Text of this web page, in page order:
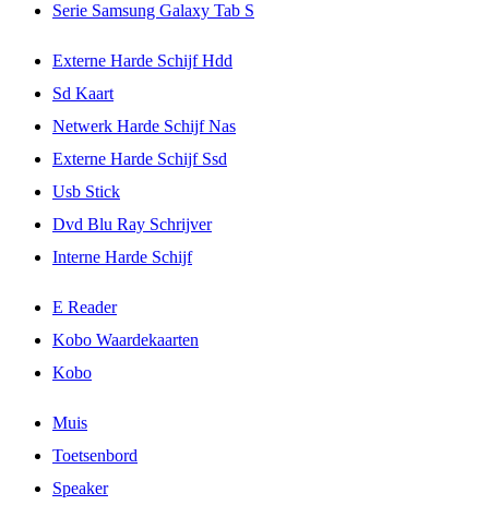
Serie Samsung Galaxy Tab S
Externe Harde Schijf Hdd
Sd Kaart
Netwerk Harde Schijf Nas
Externe Harde Schijf Ssd
Usb Stick
Dvd Blu Ray Schrijver
Interne Harde Schijf
E Reader
Kobo Waardekaarten
Kobo
Muis
Toetsenbord
Speaker